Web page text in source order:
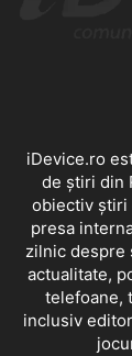
iDevice.ro
de știri din
obiectiv știri
presa
zilnic despre
actualitate,
telefoane,
inclusiv